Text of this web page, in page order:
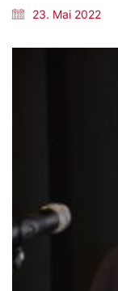
23. Mai 2022